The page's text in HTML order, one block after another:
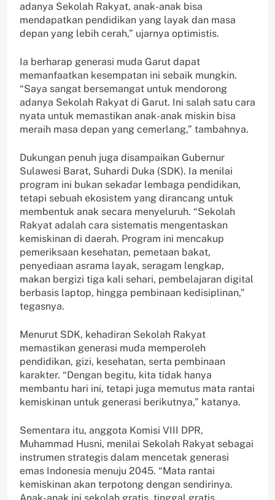
adanya Sekolah Rakyat, anak-anak bisa
mendapatkan pendidikan yang layak dan masa
depan yang lebih cerah,” ujarnya optimistis.
Ia berharap generasi muda Garut dapat
memanfaatkan kesempatan ini sebaik mungkin.
“Saya sangat bersemangat untuk mendorong
adanya Sekolah Rakyat di Garut. Ini salah satu cara
nyata untuk memastikan anak-anak miskin bisa
meraih masa depan yang cemerlang,” tambahnya.
Dukungan penuh juga disampaikan Gubernur
Sulawesi Barat, Suhardi Duka (SDK). Ia menilai
program ini bukan sekadar lembaga pendidikan,
tetapi sebuah ekosistem yang dirancang untuk
membentuk anak secara menyeluruh. “Sekolah
Rakyat adalah cara sistematis mengentaskan
kemiskinan di daerah. Program ini mencakup
pemeriksaan kesehatan, pemetaan bakat,
penyediaan asrama layak, seragam lengkap,
makan bergizi tiga kali sehari, pembelajaran digital
berbasis laptop, hingga pembinaan kedisiplinan,”
tegasnya.
Menurut SDK, kehadiran Sekolah Rakyat
memastikan generasi muda memperoleh
pendidikan, gizi, kesehatan, serta pembinaan
karakter. “Dengan begitu, kita tidak hanya
membantu hari ini, tetapi juga memutus mata rantai
kemiskinan untuk generasi berikutnya,” katanya.
Sementara itu, anggota Komisi VIII DPR,
Muhammad Husni, menilai Sekolah Rakyat sebagai
instrumen strategis dalam mencetak generasi
emas Indonesia menuju 2045. “Mata rantai
kemiskinan akan terpotong dengan sendirinya.